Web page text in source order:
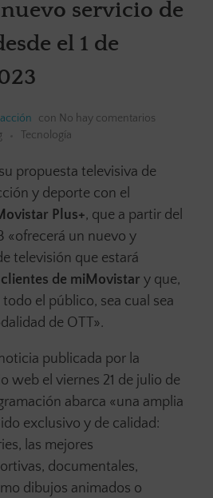
servicio de
el 1 de
con No hay comentarios
Tecnología
propuesta televisiva de
y deporte con el
Plus+, que a partir del
«ofrecerá un nuevo y
televisión que estará
clientes de miMovistar y que,
todo el público, sea cual sea
de OTT».
publicada por la
web el viernes 21 de julio de
abarca «una amplia
exclusivo y de calidad:
las mejores
documentales,
dibujos animados o